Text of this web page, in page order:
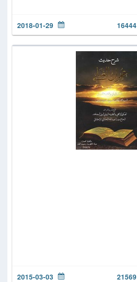
16444
2018-01-29
21569
2015-03-03